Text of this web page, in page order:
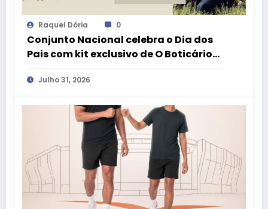
Raquel Dória 0
Conjunto Nacional celebra o Dia dos
Pais com kit exclusivo de O Boticário
no aplicativo aMais
Julho 31, 2026